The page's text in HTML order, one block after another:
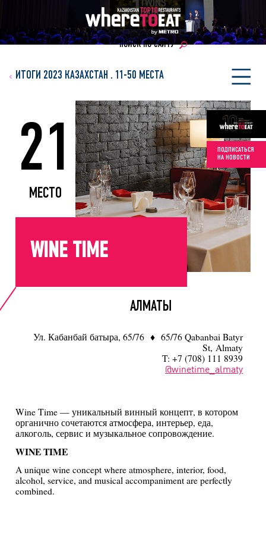
ПОИСК ПО САЙТУ
ПОДПИСАТЬСЯ
НА НОВОСТИ
ИТОГИ 2023 КАЗАХСТАН . 11-50 МЕСТА
21
МЕСТО
WINE TIME
АЛМАТЫ
Ул. Кабанбай батыра, 65/76 ♦ 65/76 Qabanbai Batyr
St, Almaty
T: +7 (708) 111 8939
@winetime_almaty
Wine Time — уникальный винный концепт, в котором
органично сочетаются атмосфера, интерьер, еда,
алкоголь, сервис и музыкальное сопровождение.
WINE TIME
A unique wine concept where atmosphere, interior, food,
alcohol, service, and musical accompaniment are perfectly
combined.